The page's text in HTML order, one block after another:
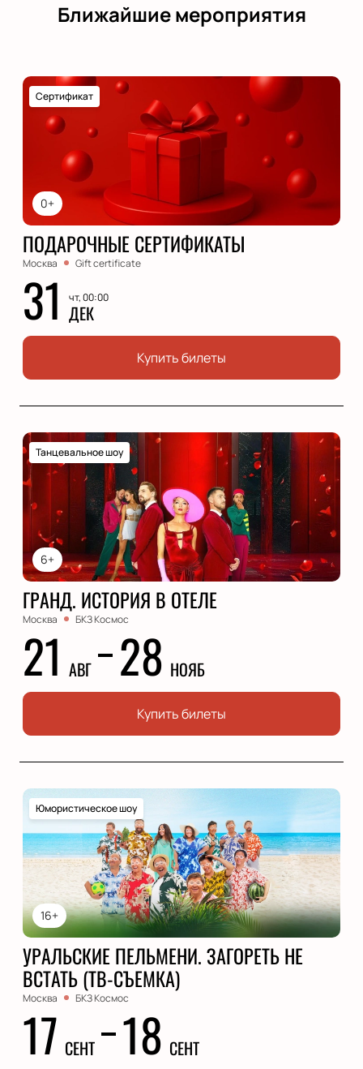
Ближайшие мероприятия
0+
Сертификат
ПОДАРОЧНЫЕ СЕРТИФИКАТЫ
Москва Gift certificate
31 чт, 00:00
ДЕК
Купить билеты
6+
Танцевальное шоу
ГРАНД. ИСТОРИЯ В ОТЕЛЕ
Москва БКЗ Космос
21 АВГ 28 НОЯБ
Купить билеты
16+
Юмористическое шоу
УРАЛЬСКИЕ ПЕЛЬМЕНИ. ЗАГОРЕТЬ НЕ
ВСТАТЬ (ТВ-СЪЕМКА)
Москва БКЗ Космос
17 СЕНТ 18 СЕНТ